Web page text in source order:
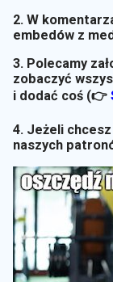
2. W
embedów z
3. Polecamy
zobaczyć
i dodać coś (👉
4. Jeżeli
naszych